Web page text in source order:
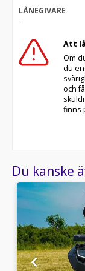
LÅNEGIVARE
-
Att
Om
du
och
finns
Du kanske